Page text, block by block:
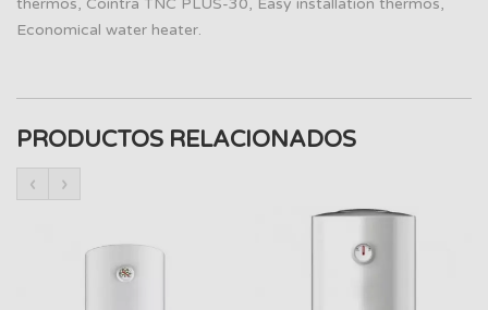
thermos, Cointra TNC PLUS-30, Easy installation thermos,
Economical water heater.
PRODUCTOS RELACIONADOS
‹ ›